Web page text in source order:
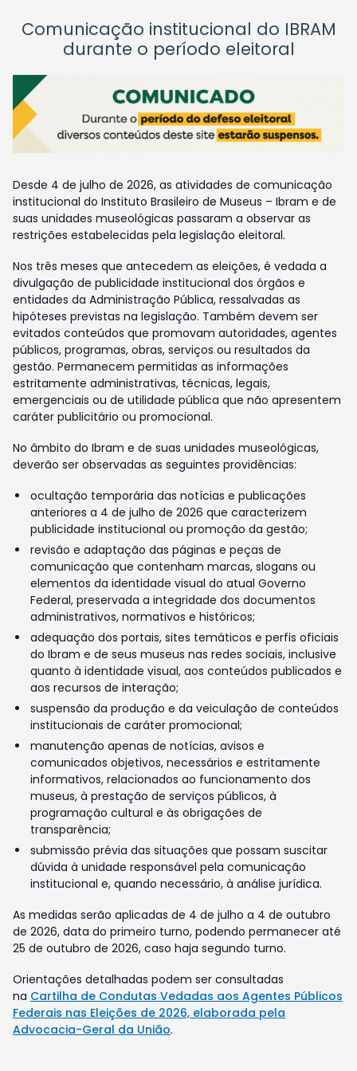
Comunicação institucional do IBRAM
durante o período eleitoral
Desde 4 de julho de 2026, as atividades de comunicação
institucional do Instituto Brasileiro de Museus – Ibram e de
suas unidades museológicas passaram a observar as
restrições estabelecidas pela legislação eleitoral.
Nos três meses que antecedem as eleições, é vedada a
divulgação de publicidade institucional dos órgãos e
entidades da Administração Pública, ressalvadas as
hipóteses previstas na legislação. Também devem ser
evitados conteúdos que promovam autoridades, agentes
públicos, programas, obras, serviços ou resultados da
gestão. Permanecem permitidas as informações
estritamente administrativas, técnicas, legais,
emergenciais ou de utilidade pública que não apresentem
caráter publicitário ou promocional.
No âmbito do Ibram e de suas unidades museológicas,
deverão ser observadas as seguintes providências:
ocultação temporária das notícias e publicações
anteriores a 4 de julho de 2026 que caracterizem
publicidade institucional ou promoção da gestão;
revisão e adaptação das páginas e peças de
comunicação que contenham marcas, slogans ou
elementos da identidade visual do atual Governo
Federal, preservada a integridade dos documentos
administrativos, normativos e históricos;
adequação dos portais, sites temáticos e perfis oficiais
do Ibram e de seus museus nas redes sociais, inclusive
quanto à identidade visual, aos conteúdos publicados e
aos recursos de interação;
suspensão da produção e da veiculação de conteúdos
institucionais de caráter promocional;
manutenção apenas de notícias, avisos e
comunicados objetivos, necessários e estritamente
informativos, relacionados ao funcionamento dos
museus, à prestação de serviços públicos, à
programação cultural e às obrigações de
transparência;
submissão prévia das situações que possam suscitar
dúvida à unidade responsável pela comunicação
institucional e, quando necessário, à análise jurídica.
As medidas serão aplicadas de 4 de julho a 4 de outubro
de 2026, data do primeiro turno, podendo permanecer até
25 de outubro de 2026, caso haja segundo turno.
Orientações detalhadas podem ser consultadas
na Cartilha de Condutas Vedadas aos Agentes Públicos
Federais nas Eleições de 2026, elaborada pela
Advocacia-Geral da União.